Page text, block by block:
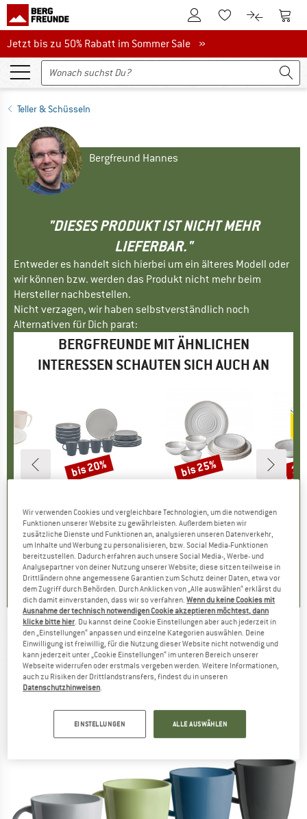
Zum KundenkontoZum Merkzettel.
Zum Zum
Jetzt bis zu 50% Rabatt im Sommer Sale
Jetzt bis zu 50% Rabatt im Sommer Sale »
Teller & Schüsseln
Bergfreund Hannes
"DIESES PRODUKT IST NICHT MEHR
LIEFERBAR."
Entweder es handelt sich hierbei um ein älteres Modell oder
wir können bzw. werden das Produkt nicht mehr beim
Hersteller nachbestellen.
Nicht verzagen, wir haben selbstverständlich noch
Alternativen für Dich parat:
BERGFREUNDE MIT ÄHNLICHEN
INTERESSEN SCHAUTEN SICH AUCH AN
Preis
€
Produktgruppe
Geschirr-Set
Preis
89,95 € reduzierter Preis
ab71,96 €
+3
0,0(0)
Rabatt
bis 20%
Produktgruppe
Geschirr-Set
Preis
69,95 € reduzierter Preis
ab 59,46 €
+2
4,5(2)
Rabatt
bis 25%
BRUNNER - Mug Set ABS Dolomit - Becher
(0)
Wir verwenden Cookies und vergleichbare Technologien, um die notwendigen
Funktionen unserer Website zu gewährleisten. Außerdem bieten wir
zusätzliche Dienste und Funktionen an, analysieren unseren Datenverkehr,
um Inhalte und Werbung zu personalisieren, bzw. Social Media-Funktionen
bereitzustellen. Dadurch erfahren auch unsere Social Media-, Werbe- und
Analysepartner von deiner Nutzung unserer Website; diese sitzen teilweise in
Drittländern ohne angemessene Garantien zum Schutz deiner Daten, etwa vor
dem Zugriff durch Behörden. Durch Anklicken von „Alle auswählen“ erklärst du
dich damit einverstanden, dass wir so verfahren.Wenn du keine Cookies mit
Ausnahme der technisch notwendigen Cookie akzeptieren möchtest, dann
klicke bitte hier . Du kannst deine Cookie Einstellungen aber auch jederzeit in
den „Einstellungen“ anpassen und einzelne Kategorien auswählen. Deine
Einwilligung ist freiwillig, für die Nutzung dieser Website nicht notwendig und
kann jederzeit unter „Cookie Einstellungen“ im unteren Bereich unserer
Webseite widerrufen oder erstmals vergeben werden. Weitere Informationen,
auch zu Risiken der Drittlandstransfers, findest du in unseren
Datenschutzhinweisen
EINSTELLUNGEN ALLE AUSWÄHLEN